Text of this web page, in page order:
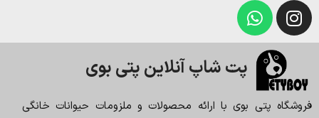
پت شاپ آنلاین پتی بوی
فروشگاه پتی بوی با ارائه محصولات و ملزومات حیوانات خانگی